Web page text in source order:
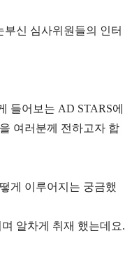
신 심사위원들의 인터
들어보는 AD STARS에
여러분께 전하고자 합
게 이루어지는 궁금했
알차게 취재 했는데요.